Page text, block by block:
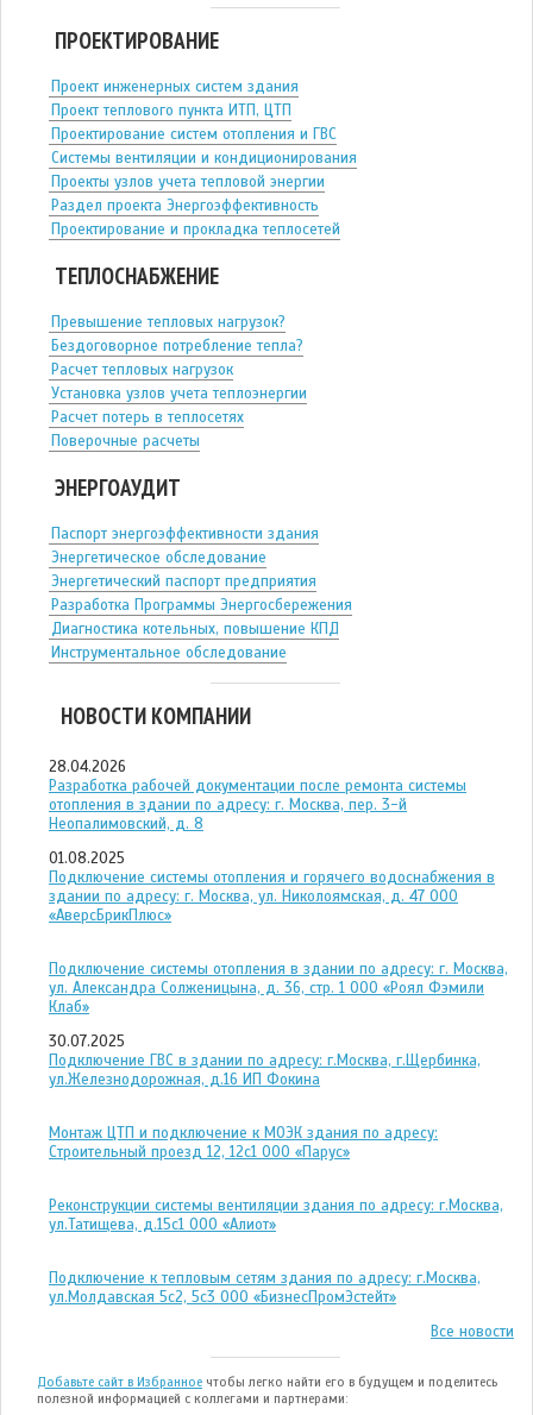
ПРОЕКТИРОВАНИЕ
Проект инженерных систем здания
Проект теплового пункта ИТП, ЦТП
Проектирование систем отопления и ГВС
Системы вентиляции и кондиционирования
Проекты узлов учета тепловой энергии
Раздел проекта Энергоэффективность
Проектирование и прокладка теплосетей
ТЕПЛОСНАБЖЕНИЕ
Превышение тепловых нагрузок?
Бездоговорное потребление тепла?
Расчет тепловых нагрузок
Установка узлов учета теплоэнергии
Расчет потерь в теплосетях
Поверочные расчеты
ЭНЕРГОАУДИТ
Паспорт энергоэффективности здания
Энергетическое обследование
Энергетический паспорт предприятия
Разработка Программы Энергосбережения
Диагностика котельных, повышение КПД
Инструментальное обследование
НОВОСТИ КОМПАНИИ
28.04.2026
Разработка рабочей документации после ремонта системы
отопления в здании по адресу: г. Москва, пер. 3-й
Неопалимовский, д. 8
01.08.2025
Подключение системы отопления и горячего водоснабжения в
здании по адресу: г. Москва, ул. Николоямская, д. 47 ООО
«АверсБрикПлюс»
Подключение системы отопления в здании по адресу: г. Москва,
ул. Александра Солженицына, д. 36, стр. 1 ООО «Роял Фэмили
Клаб»
30.07.2025
Подключение ГВС в здании по адресу: г.Москва, г.Щербинка,
ул.Железнодорожная, д.16 ИП Фокина
Монтаж ЦТП и подключение к МОЭК здания по адресу:
Строительный проезд 12, 12с1 ООО «Парус»
Реконструкции системы вентиляции здания по адресу: г.Москва,
ул.Татищева, д.15с1 ООО «Алиот»
Подключение к тепловым сетям здания по адресу: г.Москва,
ул.Молдавская 5с2, 5с3 ООО «БизнесПромЭстейт»
Все новости
Добавьте сайт в Избранное чтобы легко найти его в будущем и поделитесь
полезной информацией с коллегами и партнерами: